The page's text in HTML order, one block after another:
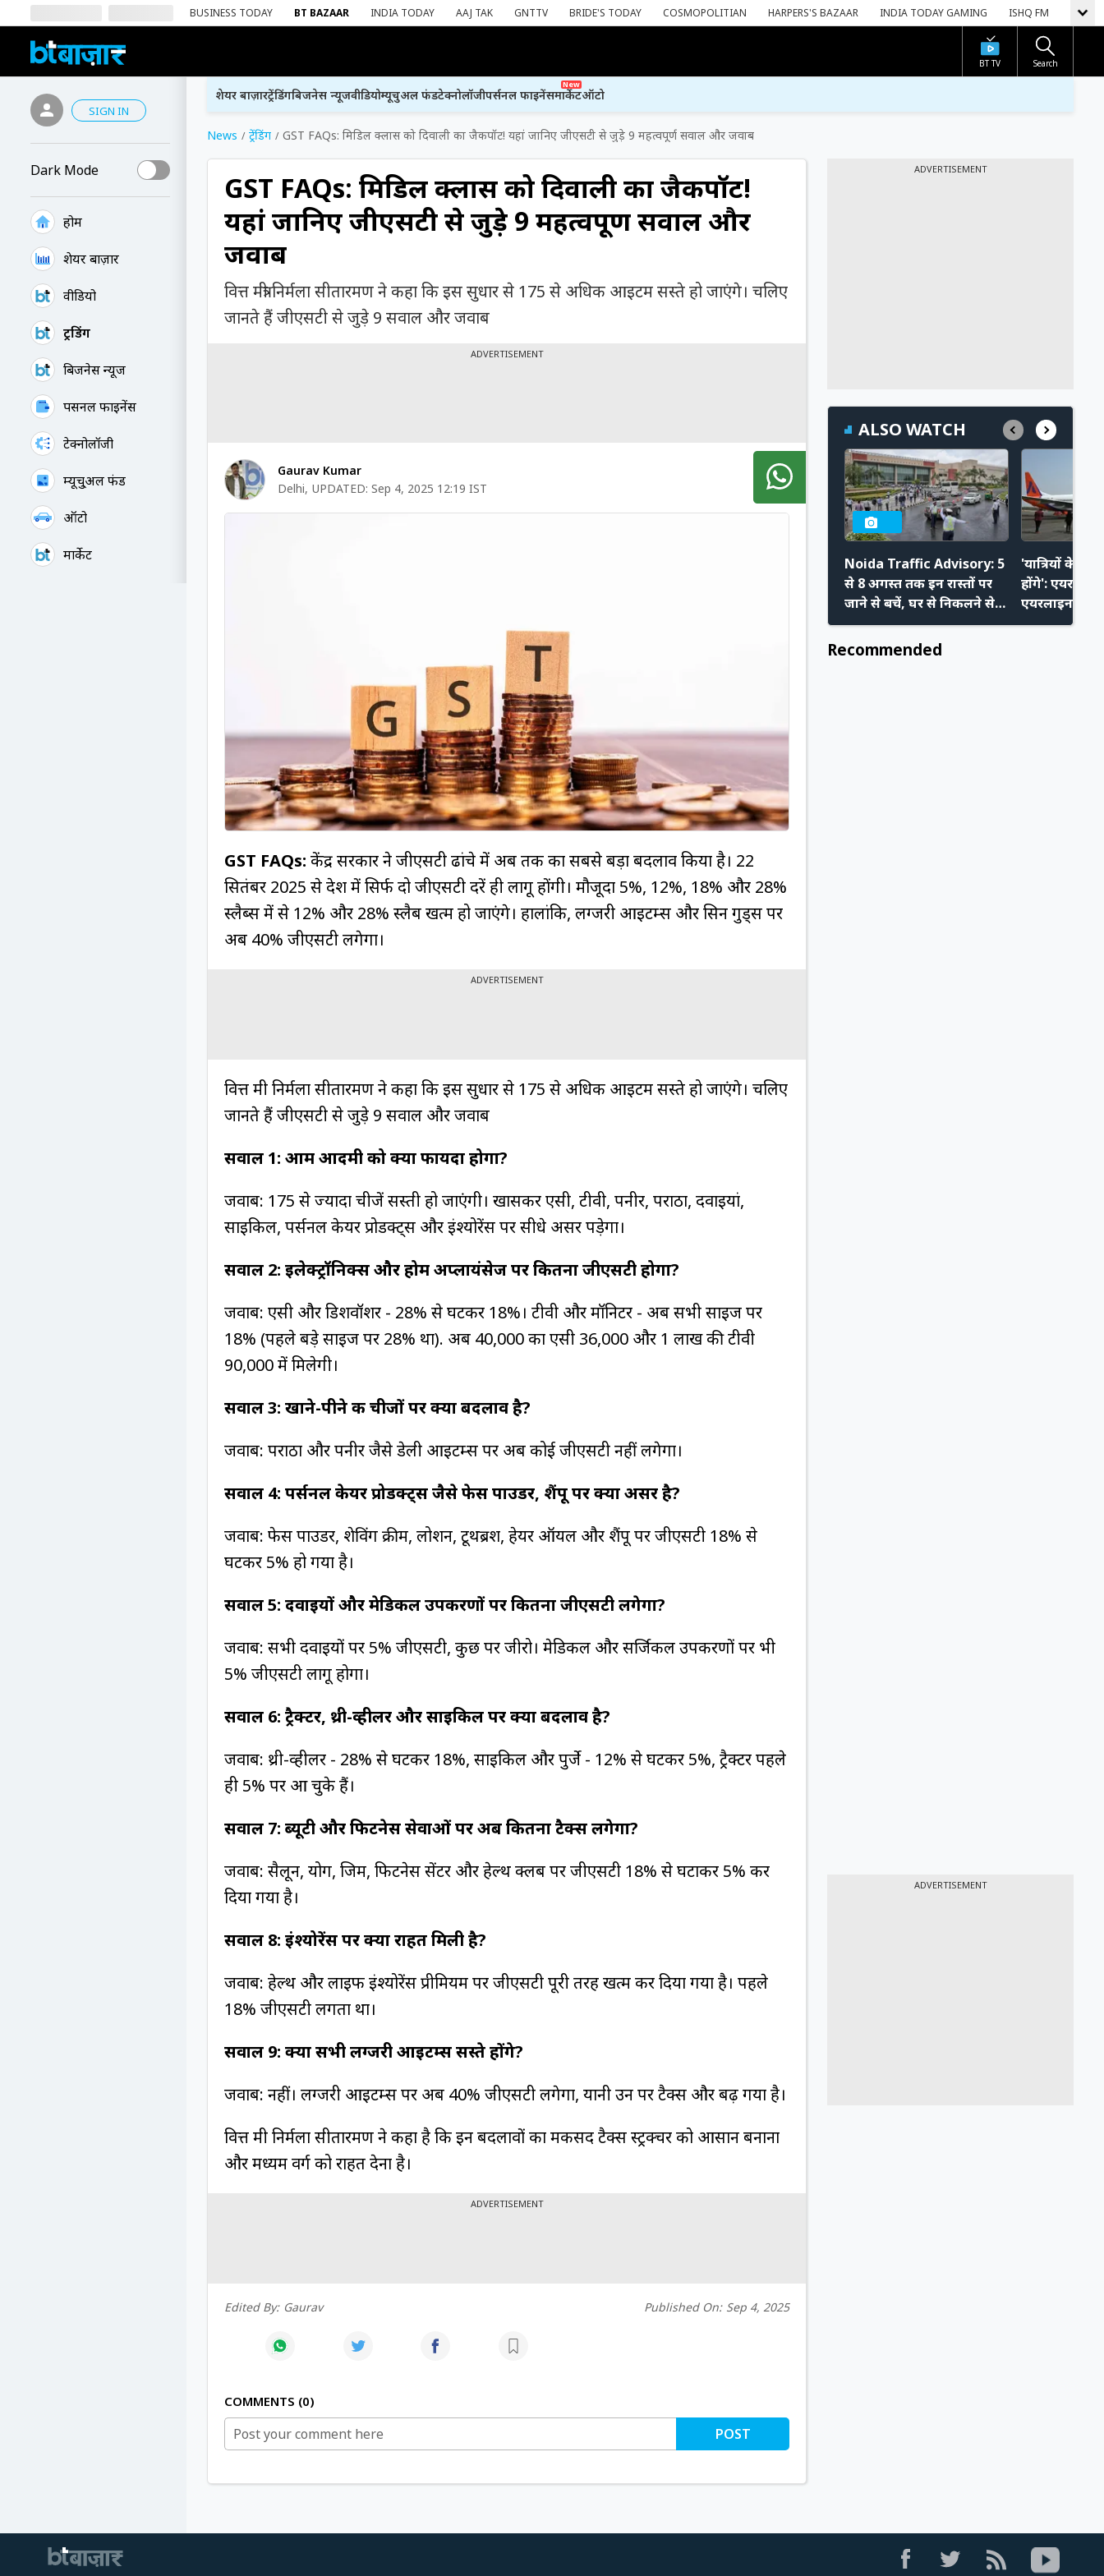
BUSINESS TODAY BT BAZAAR INDIA TODAY AAJ TAK GNTTV BRIDE'S TODAY COSMOPOLITIAN HARPERS'S BAZAAR INDIA TODAY GAMING ISHQ FM
BT TV Search
SIGN IN
Dark Mode
होम
शेयर बाज़ार
वीडियो
ट्रेंडिंग
बिजनेस न्यूज
पर्सनल फाइनेंस
टेक्नोलॉजी
म्यूचु्अल फंड
ऑटो
मार्केट
शेयर बाज़ारट्रेंडिंगबिजनेस न्यूजवीडियोम्यूचुअल फंडटेक्नोलॉजीपर्सनल फाइनेंस
New
मार्केटऑटो
News ट्रेंडिंग GST FAQs: मिडिल क्लास को दिवाली का जैकपॉट! यहां जानिए जीएसटी से जुड़े 9 महत्वपूर्ण सवाल और जवाब
GST FAQs: मिडिल क्लास को दिवाली का जैकपॉट!
यहां जानिए जीएसटी से जुड़े 9 महत्वपूर्ण सवाल और
जवाब
वित्त मंत्री निर्मला सीतारमण ने कहा कि इस सुधार से 175 से अधिक आइटम सस्ते हो जाएंगे। चलिए
जानते हैं जीएसटी से जुड़े 9 सवाल और जवाब
ADVERTISEMENT
Gaurav Kumar
Delhi, UPDATED: Sep 4, 2025 12:19 IST
GST FAQs: केंद्र सरकार ने जीएसटी ढांचे में अब तक का सबसे बड़ा बदलाव किया है। 22
सितंबर 2025 से देश में सिर्फ दो जीएसटी दरें ही लागू होंगी। मौजूदा 5%, 12%, 18% और 28%
स्लैब्स में से 12% और 28% स्लैब खत्म हो जाएंगे। हालांकि, लग्जरी आइटम्स और सिन गुड्स पर
अब 40% जीएसटी लगेगा।
ADVERTISEMENT
वित्त मंत्री निर्मला सीतारमण ने कहा कि इस सुधार से 175 से अधिक आइटम सस्ते हो जाएंगे। चलिए
जानते हैं जीएसटी से जुड़े 9 सवाल और जवाब
सवाल 1: आम आदमी को क्या फायदा होगा?
जवाब: 175 से ज्यादा चीजें सस्ती हो जाएंगी। खासकर एसी, टीवी, पनीर, पराठा, दवाइयां,
साइकिल, पर्सनल केयर प्रोडक्ट्स और इंश्योरेंस पर सीधे असर पड़ेगा।
सवाल 2: इलेक्ट्रॉनिक्स और होम अप्लायंसेज पर कितना जीएसटी होगा?
जवाब: एसी और डिशवॉशर - 28% से घटकर 18%। टीवी और मॉनिटर - अब सभी साइज पर
18% (पहले बड़े साइज पर 28% था). अब ₹40,000 का एसी ₹36,000 और ₹1 लाख की टीवी
₹90,000 में मिलेगी।
सवाल 3: खाने-पीने की चीजों पर क्या बदलाव है?
जवाब: पराठा और पनीर जैसे डेली आइटम्स पर अब कोई जीएसटी नहीं लगेगा।
सवाल 4: पर्सनल केयर प्रोडक्ट्स जैसे फेस पाउडर, शैंपू पर क्या असर है?
जवाब: फेस पाउडर, शेविंग क्रीम, लोशन, टूथब्रश, हेयर ऑयल और शैंपू पर जीएसटी 18% से
घटकर 5% हो गया है।
सवाल 5: दवाइयों और मेडिकल उपकरणों पर कितना जीएसटी लगेगा?
जवाब: सभी दवाइयों पर 5% जीएसटी, कुछ पर जीरो। मेडिकल और सर्जिकल उपकरणों पर भी
5% जीएसटी लागू होगा।
सवाल 6: ट्रैक्टर, थ्री-व्हीलर और साइकिल पर क्या बदलाव है?
जवाब: थ्री-व्हीलर - 28% से घटकर 18%, साइकिल और पुर्जे - 12% से घटकर 5%, ट्रैक्टर पहले
ही 5% पर आ चुके हैं।
सवाल 7: ब्यूटी और फिटनेस सेवाओं पर अब कितना टैक्स लगेगा?
जवाब: सैलून, योग, जिम, फिटनेस सेंटर और हेल्थ क्लब पर जीएसटी 18% से घटाकर 5% कर
दिया गया है।
सवाल 8: इंश्योरेंस पर क्या राहत मिली है?
जवाब: हेल्थ और लाइफ इंश्योरेंस प्रीमियम पर जीएसटी पूरी तरह खत्म कर दिया गया है। पहले
18% जीएसटी लगता था।
सवाल 9: क्या सभी लग्जरी आइटम्स सस्ते होंगे?
जवाब: नहीं। लग्जरी आइटम्स पर अब 40% जीएसटी लगेगा, यानी उन पर टैक्स और बढ़ गया है।
वित्त मंत्री निर्मला सीतारमण ने कहा है कि इन बदलावों का मकसद टैक्स स्ट्रक्चर को आसान बनाना
और मध्यम वर्ग को राहत देना है।
ADVERTISEMENT
Edited By: Gaurav Published On: Sep 4, 2025
COMMENTS 0
POST
ADVERTISEMENT
ALSO WATCH
Noida Traffic Advisory: 5
से 8 अगस्त तक इन रास्तों पर
जाने से बचें, घर से निकलने से
पहले चेक करें ट्रैफिक
एडवाइजरी
'यात्रियों के
होंगे': एयरपोर्ट
एयरलाइन
बोले Akasa
Recommended
ADVERTISEMENT